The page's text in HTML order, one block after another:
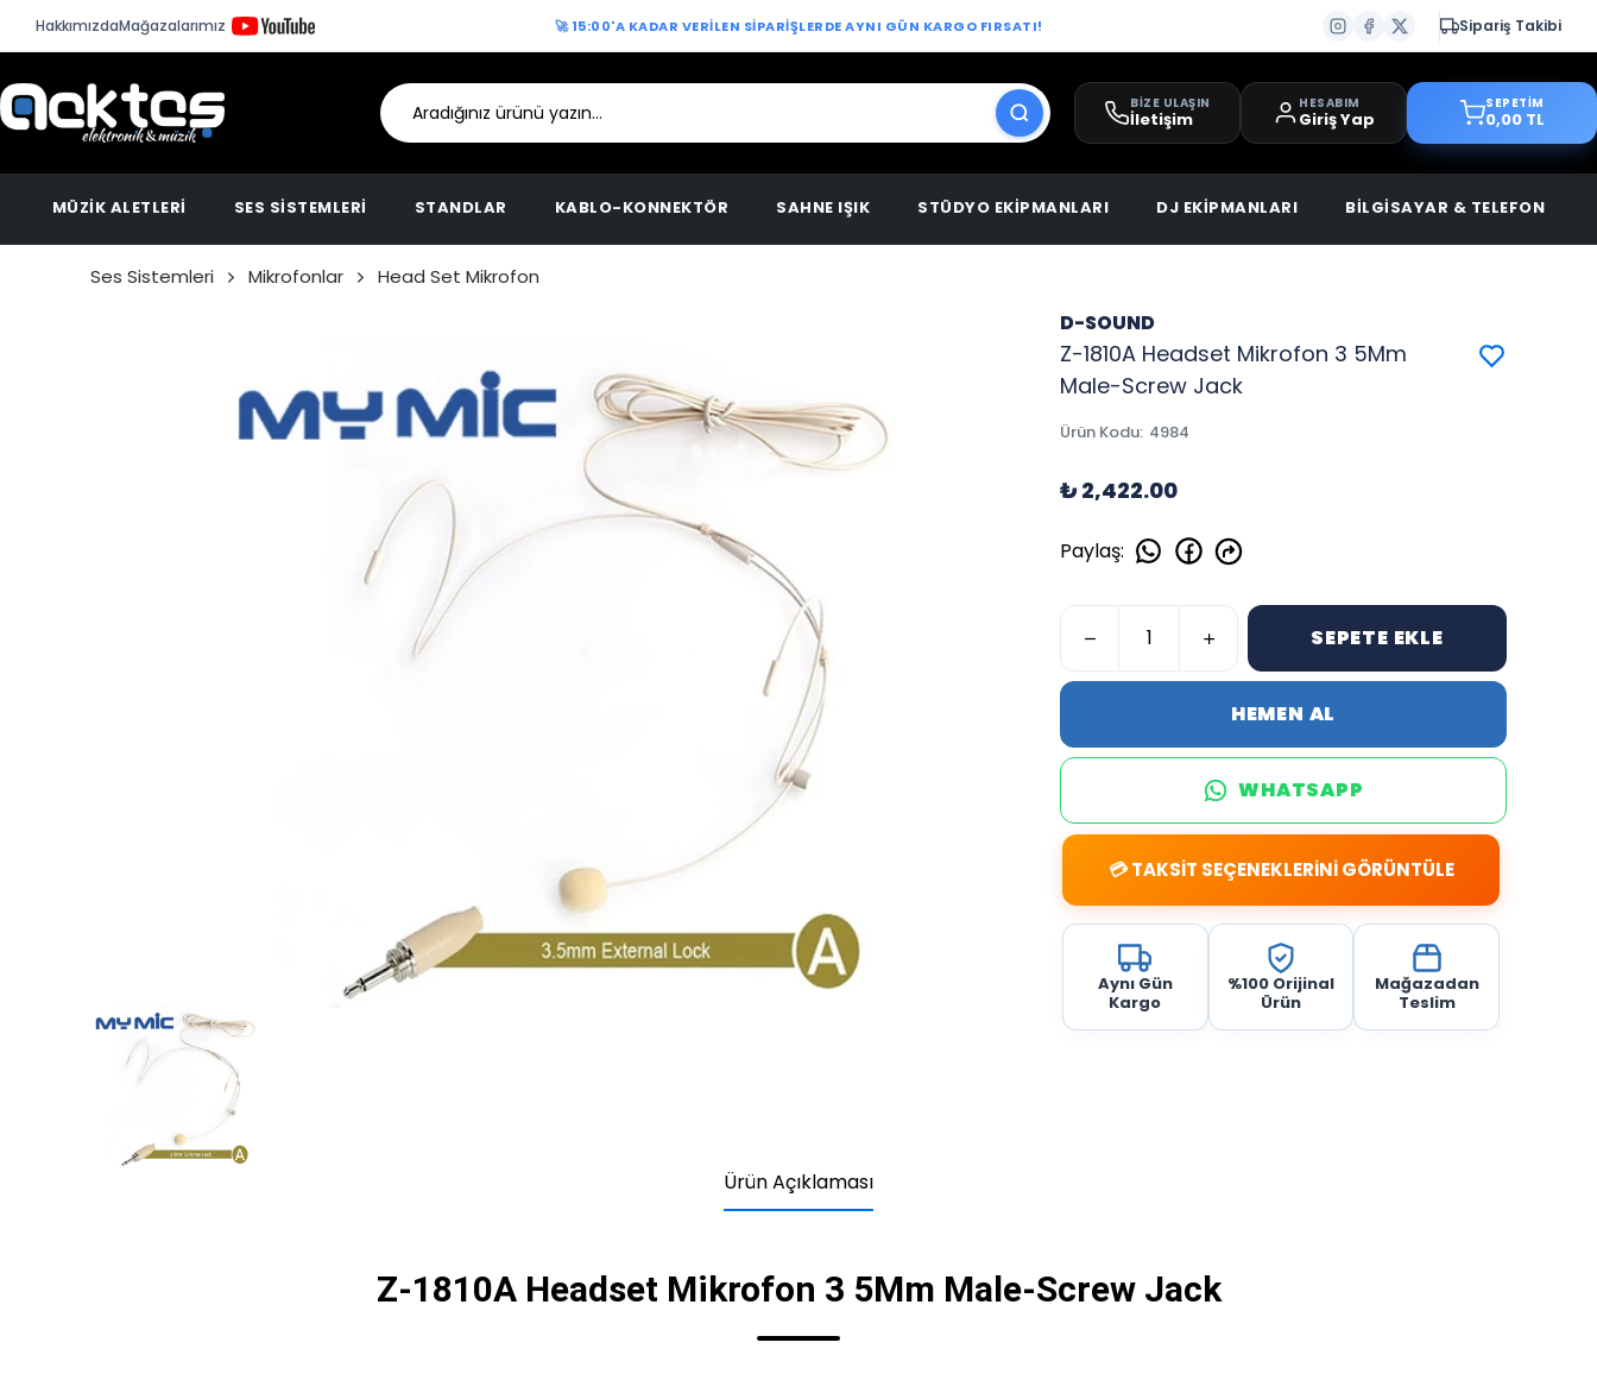
HakkımızdaMağazalarımız 🚀 15:00'A KADAR VERİLEN SİPARİŞLERDE AYNI GÜN KARGO FIRSATI! Sipariş Takibi
BİZE ULAŞIN
İletişim
HESABIM
Giriş Yap
SEPETİM
0,00 TL
MÜZİK ALETLERİ SES SİSTEMLERİ STANDLAR KABLO-KONNEKTÖR SAHNE IŞIK STÜDYO EKİPMANLARI DJ EKİPMANLARI BİLGİSAYAR & TELEFON
Ses Sistemleri Mikrofonlar Head Set Mikrofon
D-SOUND
Z-1810A Headset Mikrofon 3 5Mm
Male-Screw Jack
Ürün Kodu: 4984
₺ 2,422.00
Paylaş:
SEPETE EKLE
HEMEN AL
WHATSAPP
💳 TAKSİT SEÇENEKLERİNİ GÖRÜNTÜLE
Aynı Gün
Kargo
%100 Orijinal
Ürün
Mağazadan
Teslim
Ürün Açıklaması
Z-1810A Headset Mikrofon 3 5Mm Male-Screw Jack